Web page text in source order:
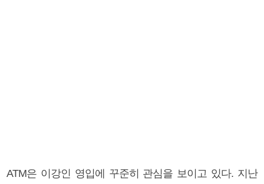
ATM은 이강인 영입에 꾸준히 관심을 보이고 있다. 지난